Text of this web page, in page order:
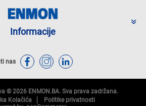
Informacije
nas
© 2026 ENMON.BA. Sva prava zadržana.
Kolačića
Politike privatnosti